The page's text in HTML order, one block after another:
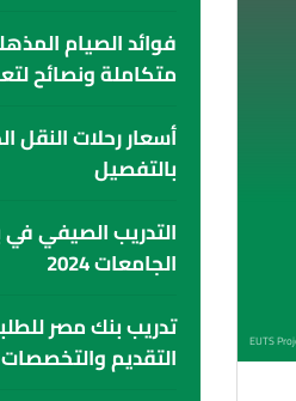
فوائد الصيام
متكاملة ونصائح
أسعار رحلات
بالتفصيل
الجامعات 2024
التقديم